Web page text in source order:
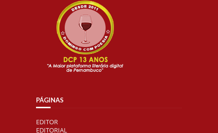
PÁGINAS
EDITOR
EDITORIAL